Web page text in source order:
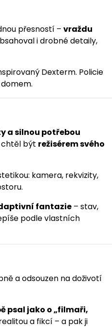
přesností – vraždu
i drobné detaily,
Dexterm. Policie
a silnou potřebou
chtěl být režisérem svého
kamera, rekvizity,
fantazie– stav,
podle vlastních
a odsouzen na doživotí
psal jako o „filmaři,
a fikcí – a pak ji